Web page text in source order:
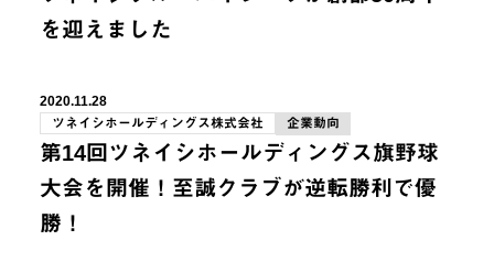
を迎えました
2020.11.28
ツネイシホールディングス株式会社
企業動向
第14回ツネイシホールディングス旗野球
大会を開催！至誠クラブが逆転勝利で優
勝！